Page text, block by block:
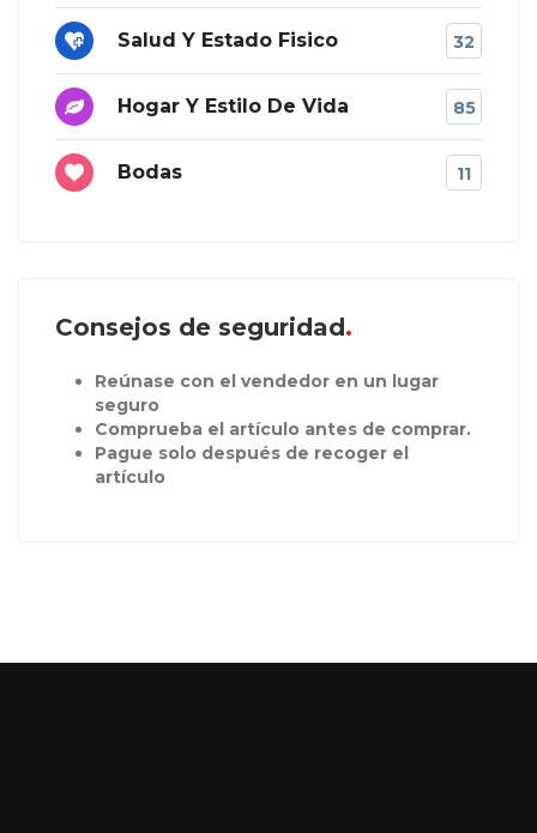
Salud Y Estado Fisico 32
Hogar Y Estilo De Vida 85
Bodas 11
Consejos de seguridad
Reúnase con el vendedor en un lugar
seguro
Comprueba el artículo antes de comprar.
Pague solo después de recoger el
artículo